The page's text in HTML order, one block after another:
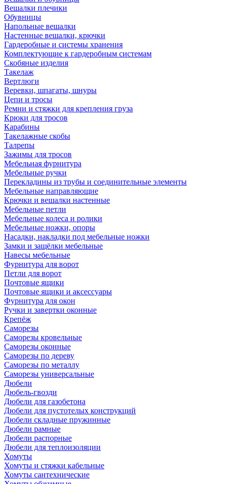
Вешалки плечики
Обувницы
Напольные вешалки
Настенные вешалки, крючки
Гардеробные и системы хранения
Комплектующие к гардеробным системам
Скобяные изделия
Такелаж
Вертлюги
Веревки, шпагаты, шнуры
Цепи и тросы
Ремни и стяжки для крепления груза
Крюки для тросов
Карабины
Такелажные скобы
Талрепы
Зажимы для тросов
Мебельная фурнитура
Мебельные ручки
Перекладины из трубы и соединительные элементы
Мебельные направляющие
Крючки и вешалки настенные
Мебельные петли
Мебельные колеса и ролики
Мебельные ножки, опоры
Насадки, накладки под мебельные ножки
Замки и защёлки мебельные
Навесы мебельные
Фурнитура для ворот
Петли для ворот
Почтовые ящики
Почтовые ящики и аксессуары
Фурнитура для окон
Ручки и завертки оконные
Крепёж
Саморезы
Саморезы кровельные
Саморезы оконные
Саморезы по дереву
Саморезы по металлу
Саморезы универсальные
Дюбели
Дюбель-гвозди
Дюбели для газобетона
Дюбели для пустотелых конструкций
Дюбели складные пружинные
Дюбели рамные
Дюбели распорные
Дюбели для теплоизоляции
Хомуты
Хомуты и стяжки кабельные
Хомуты сантехнические